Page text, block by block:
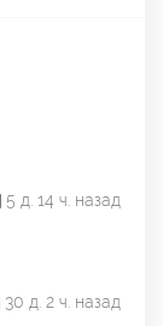
5 д. 14 ч. назад
30 д. 2 ч. назад